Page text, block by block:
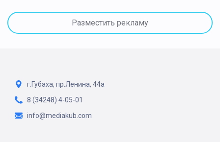
Разместить рекламу
г.Губаха, пр.Ленина, 44а
8 (34248) 4-05-01
info@mediakub.com